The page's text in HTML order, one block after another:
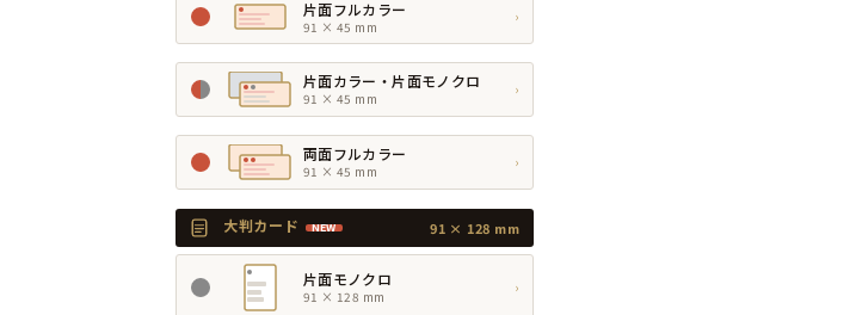
片面フルカラー
91 × 45 mm
›
片面カラー・片面モノクロ
91 × 45 mm
›
両面フルカラー
91 × 45 mm
›
大判カード NEW 91 × 128 mm
片面モノクロ
91 × 128 mm
›